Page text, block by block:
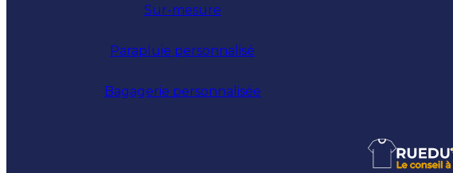
Sur-mesure
Parapluie personnalisé
Bagagerie personnalisée